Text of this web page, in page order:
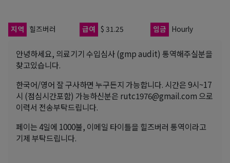
지역 힐즈버러 급여 $ 31.25 임금 Hourly
안녕하세요, 의료기기 수입심사 (gmp audit) 통역해주실분을
찾고있습니다.
한국어/영어 잘 구사하면 누구든지 가능합니다. 시간은 9시~17
시 (점심시간포함) 가능하신분은 rutc1976@gmail.com 으로
이력서 전송부탁드립니다.
페이는 4일에 1000불, 이메일 타이틀을 힐즈버러 통역이라고
기제 부탁드립니다.